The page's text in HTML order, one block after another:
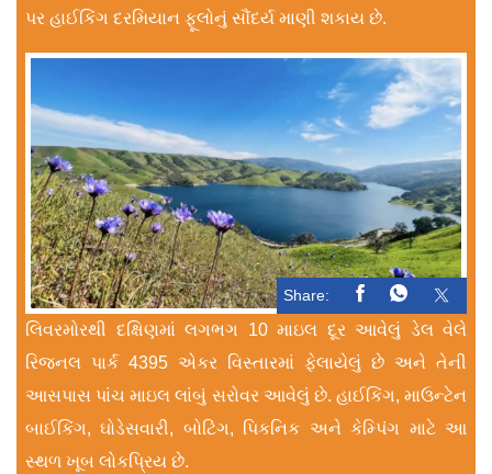
પર હાઈકિંગ દરમિયાન ફૂલોનું સૌંદર્ય માણી શકાય છે.
Share:
લિવરમોરથી દક્ષિણમાં લગભગ 10 માઇલ દૂર આવેલું ડેલ વેલે
રિજનલ પાર્ક 4395 એકર વિસ્તારમાં ફેલાયેલું છે અને તેની
આસપાસ પાંચ માઇલ લાંબું સરોવર આવેલું છે. હાઈકિંગ, માઉન્ટેન
બાઈકિંગ, ઘોડેસવારી, બોટિંગ, પિકનિક અને કેમ્પિંગ માટે આ
સ્થળ ખૂબ લોકપ્રિય છે.